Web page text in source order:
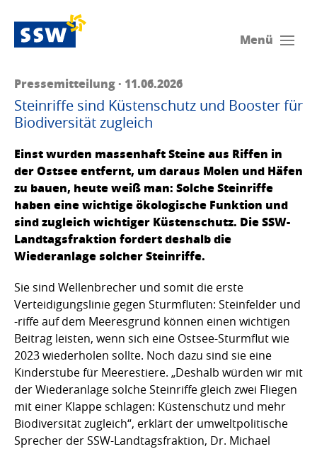
Menü
Pressemitteilung · 11.06.2026
Steinriffe sind Küstenschutz und Booster für
Biodiversität zugleich
Einst wurden massenhaft Steine aus Riffen in
der Ostsee entfernt, um daraus Molen und Häfen
zu bauen, heute weiß man: Solche Steinriffe
haben eine wichtige ökologische Funktion und
sind zugleich wichtiger Küstenschutz. Die SSW-
Landtagsfraktion fordert deshalb die
Wiederanlage solcher Steinriffe.
Sie sind Wellenbrecher und somit die erste
Verteidigungslinie gegen Sturmfluten: Steinfelder und
-riffe auf dem Meeresgrund können einen wichtigen
Beitrag leisten, wenn sich eine Ostsee-Sturmflut wie
2023 wiederholen sollte. Noch dazu sind sie eine
Kinderstube für Meerestiere. „Deshalb würden wir mit
der Wiederanlage solche Steinriffe gleich zwei Fliegen
mit einer Klappe schlagen: Küstenschutz und mehr
Biodiversität zugleich“, erklärt der umweltpolitische
Sprecher der SSW-Landtagsfraktion, Dr. Michael